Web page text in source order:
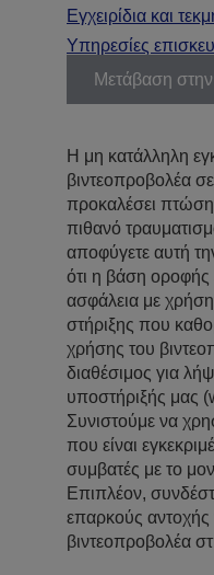
Εγχειρίδια και
Υπηρεσίες
Μετάβαση
Η μη κατάλληλη
βιντεοπροβολέα
προκαλέσει
πιθανό
αποφύγετε αυτή
ότι η βάση οροφής
ασφάλεια με
στήριξης που
χρήσης του
διαθέσιμος για
υποστήριξής μας
Συνιστούμε να
που είναι
συμβατές με το
Επιπλέον,
επαρκούς αντοχής
βιντεοπροβολέα